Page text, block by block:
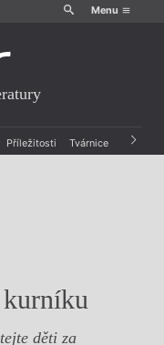
Menu
Příležitosti Tvárnice Archiv
kurníku
děti za